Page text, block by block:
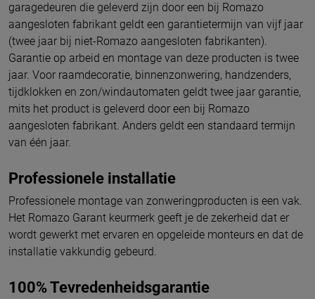
garagedeuren die geleverd zijn door een bij Romazo
aangesloten fabrikant geldt een garantietermijn van vijf jaar
(twee jaar bij niet-Romazo aangesloten fabrikanten).
Garantie op arbeid en montage van deze producten is twee
jaar. Voor raamdecoratie, binnenzonwering, handzenders,
tijdklokken en zon/windautomaten geldt twee jaar garantie,
mits het product is geleverd door een bij Romazo
aangesloten fabrikant. Anders geldt een standaard termijn
van één jaar.
Professionele installatie
Professionele montage van zonweringproducten is een vak.
Het Romazo Garant keurmerk geeft je de zekerheid dat er
wordt gewerkt met ervaren en opgeleide monteurs en dat de
installatie vakkundig gebeurd.
100% Tevredenheidsgarantie